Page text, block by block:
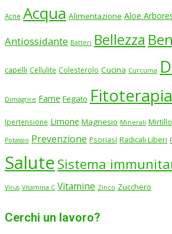
Acne Acqua Alimentazione Aloe
Antiossidante Batteri Bellezza
capelli Cellulite Colesterolo Cucina Curcuma
Dimagrire Fame Fegato Fitoterapia
Ipertensione Limone Magnesio Minerali Mirtillo
Potassio Prevenzione Psoriasi Radicali Liberi
Salute Sistema
Virus Vitamina C Vitamine Zinco Zucchero
Cerchi un lavoro?